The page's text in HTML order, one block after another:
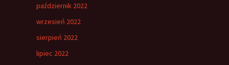
październik 2022
wrzesień 2022
sierpień 2022
lipiec 2022